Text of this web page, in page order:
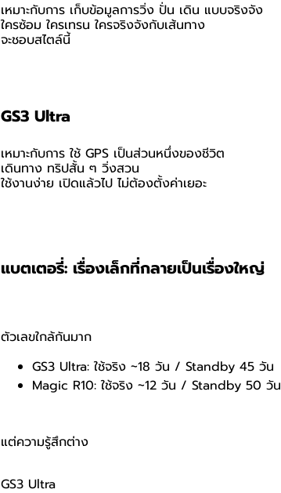
เหมาะกับการ เก็บข้อมูลการวิ่ง ปั่น เดิน แบบจริงจัง
ใครซ้อม ใครเทรน ใครจริงจังกับเส้นทาง
จะชอบสไตล์นี้
GS3 Ultra
เหมาะกับการ ใช้ GPS เป็นส่วนหนึ่งของชีวิต
เดินทาง ทริปสั้น ๆ วิ่งสวน
ใช้งานง่าย เปิดแล้วไป ไม่ต้องตั้งค่าเยอะ
แบตเตอรี่: เรื่องเล็กที่กลายเป็นเรื่องใหญ่
ตัวเลขใกล้กันมาก
GS3 Ultra: ใช้จริง ~18 วัน / Standby 45 วัน
Magic R10: ใช้จริง ~12 วัน / Standby 50 วัน
แต่ความรู้สึกต่าง
GS3 Ultra